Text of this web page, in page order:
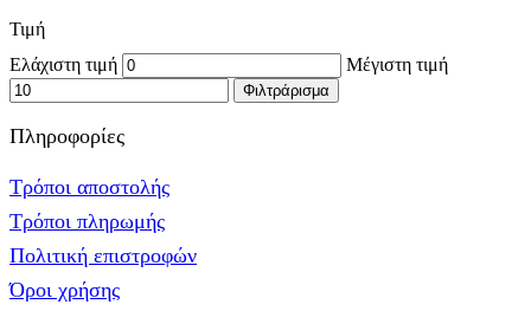
Τιμή
Ελάχιστη τιμή
Μέγιστη τιμή
Φιλτράρισμα
Πληροφορίες
Τρόποι αποστολής
Τρόποι πληρωμής
Πολιτική επιστροφών
Όροι χρήσης